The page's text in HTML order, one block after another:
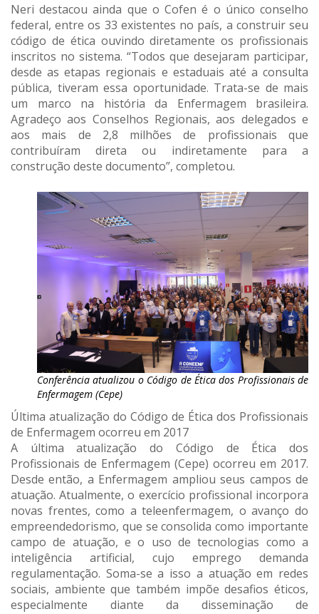
Neri destacou ainda que o Cofen é o único conselho
federal, entre os 33 existentes no país, a construir seu
código de ética ouvindo diretamente os profissionais
inscritos no sistema. “Todos que desejaram participar,
desde as etapas regionais e estaduais até a consulta
pública, tiveram essa oportunidade. Trata-se de mais
um marco na história da Enfermagem brasileira.
Agradeço aos Conselhos Regionais, aos delegados e
aos mais de 2,8 milhões de profissionais que
contribuíram direta ou indiretamente para a
construção deste documento”, completou.
Conferência atualizou o Código de Ética dos Profissionais de
Enfermagem (Cepe)
Última atualização do Código de Ética dos Profissionais
de Enfermagem ocorreu em 2017
A última atualização do Código de Ética dos
Profissionais de Enfermagem (Cepe) ocorreu em 2017.
Desde então, a Enfermagem ampliou seus campos de
atuação. Atualmente, o exercício profissional incorpora
novas frentes, como a teleenfermagem, o avanço do
empreendedorismo, que se consolida como importante
campo de atuação, e o uso de tecnologias como a
inteligência artificial, cujo emprego demanda
regulamentação. Soma-se a isso a atuação em redes
sociais, ambiente que também impõe desafios éticos,
especialmente diante da disseminação de